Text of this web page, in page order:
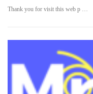
Thank you for visit this web p …